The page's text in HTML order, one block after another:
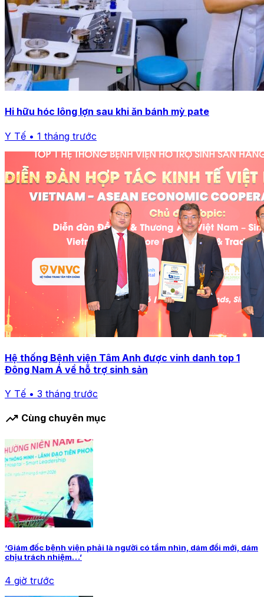
Hi hữu hóc lông lợn sau khi ăn bánh mỳ pate
Y Tế • 1 tháng trước
Hệ thống Bệnh viện Tâm Anh được vinh danh top 1
Đông Nam Á về hỗ trợ sinh sản
Y Tế • 3 tháng trước
trending_up Cùng chuyên mục
‘Giám đốc bệnh viện phải là người có tầm nhìn, dám đổi mới, dám
chịu trách nhiệm…’
4 giờ trước